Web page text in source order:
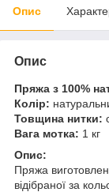
Опис
Опис
Пряжа з 100%
Колір:
Товщина нитки:
Вага мотка: 1 кг
Опис:
Пряжа
відібраної за